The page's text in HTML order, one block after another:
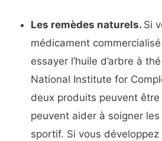
Les remèdes naturels. Si
médicament
essayer l’huile d’arbre à
National Institute for
deux produits peuvent
peuvent aider à soigner
sportif. Si vous